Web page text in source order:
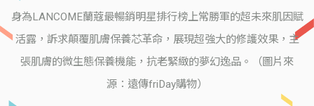
身為LANCOME蘭蔻最暢銷明星排行榜上常勝軍的超未來肌因賦
活露，訴求顛覆肌膚保養芯革命，展現超強大的修護效果，主
張肌膚的微生態保養機能，抗老緊緻的夢幻逸品。（圖片來
源：遠傳friDay購物）